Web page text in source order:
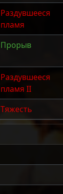
Раздувшееся
пламя
Прорыв
Раздувшееся
пламя II
Тяжесть